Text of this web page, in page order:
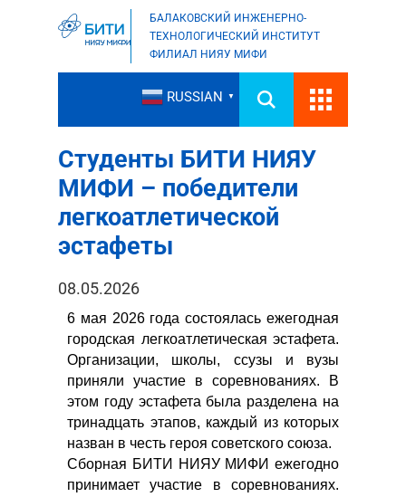
БАЛАКОВСКИЙ ИНЖЕНЕРНО-
ТЕХНОЛОГИЧЕСКИЙ ИНСТИТУТ
ФИЛИАЛ НИЯУ МИФИ
RUSSIAN ▼
Студенты БИТИ НИЯУ
МИФИ – победители
легкоатлетической
эстафеты
08.05.2026
6 мая 2026 года состоялась ежегодная
городская легкоатлетическая эстафета.
Организации, школы, ссузы и вузы
приняли участие в соревнованиях. В
этом году эстафета была разделена на
тринадцать этапов, каждый из которых
назван в честь героя советского союза.
Сборная БИТИ НИЯУ МИФИ ежегодно
принимает участие в соревнованиях.